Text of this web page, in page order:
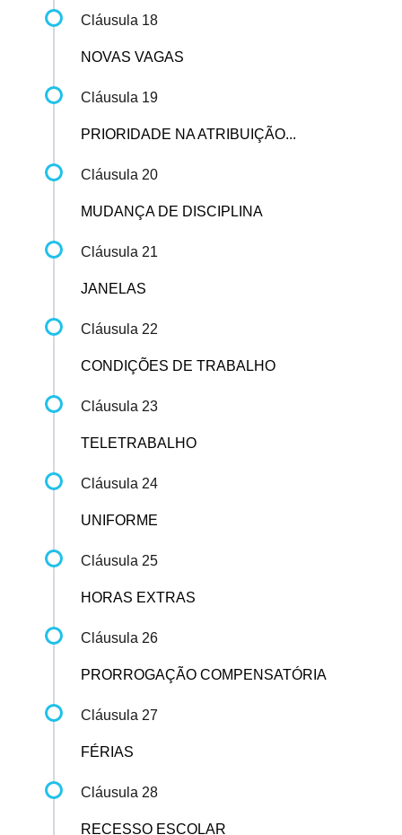
Cláusula 18
NOVAS VAGAS
Cláusula 19
PRIORIDADE NA ATRIBUIÇÃO...
Cláusula 20
MUDANÇA DE DISCIPLINA
Cláusula 21
JANELAS
Cláusula 22
CONDIÇÕES DE TRABALHO
Cláusula 23
TELETRABALHO
Cláusula 24
UNIFORME
Cláusula 25
HORAS EXTRAS
Cláusula 26
PRORROGAÇÃO COMPENSATÓRIA
Cláusula 27
FÉRIAS
Cláusula 28
RECESSO ESCOLAR